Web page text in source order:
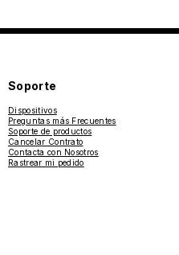
Soporte
Dispositivos
Preguntas más Frecuentes
Soporte de productos
Cancelar Contrato
Contacta con Nosotros
Rastrear mi pedido